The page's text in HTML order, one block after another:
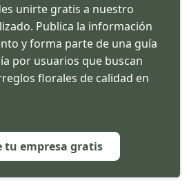
unirte gratis a nuestro
Publica la información
y forma parte de una guía
por usuarios que buscan
florales de calidad en
tu empresa gratis